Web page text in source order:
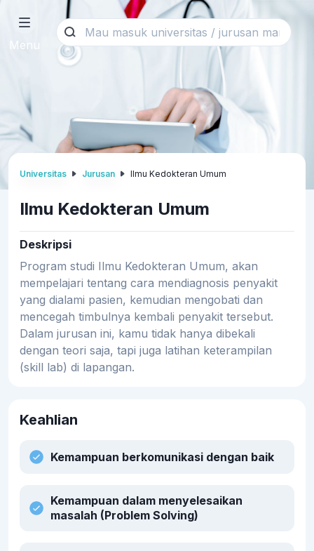
Menu
Universitas Jurusan Ilmu Kedokteran Umum
Ilmu Kedokteran Umum
Deskripsi
Program studi Ilmu Kedokteran Umum, akan
mempelajari tentang cara mendiagnosis penyakit
yang dialami pasien, kemudian mengobati dan
mencegah timbulnya kembali penyakit tersebut.
Dalam jurusan ini, kamu tidak hanya dibekali
dengan teori saja, tapi juga latihan keterampilan
(skill lab) di lapangan.
Keahlian
Kemampuan berkomunikasi dengan baik
Kemampuan dalam menyelesaikan
masalah (Problem Solving)